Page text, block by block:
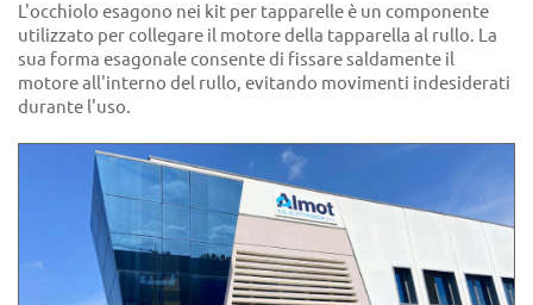
L'occhiolo esagono nei kit per tapparelle è un componente
utilizzato per collegare il motore della tapparella al rullo. La
sua forma esagonale consente di fissare saldamente il
motore all'interno del rullo, evitando movimenti indesiderati
durante l'uso.